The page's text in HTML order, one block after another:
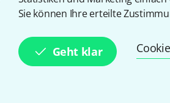
Sie können Ihre erteilte
Geht klar